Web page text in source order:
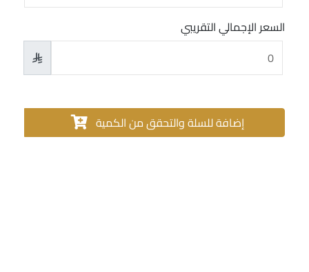
السعر الإجمالي التقريبي

إضافة للسلة والتحقق من الكمية